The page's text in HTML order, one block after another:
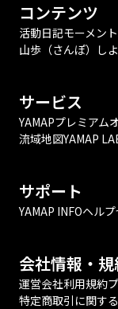
コンテンツ
活動日記モーメント
山歩（さんぽ）しよ
サービス
YAMAPプレミアム
流域地図YAMAP
サポート
YAMAP INFOヘル
会社情報・
運営会社利用規約
特定商取引に関す